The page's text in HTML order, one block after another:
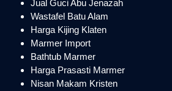
Jual Guci Abu Jenazah
Wastafel Batu Alam
Harga Kijing Klaten
Marmer Import
Bathtub Marmer
Harga Prasasti Marmer
Nisan Makam Kristen